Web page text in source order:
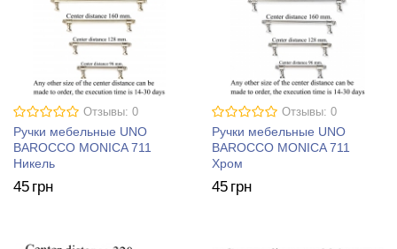
Отзывы: 0
Ручки мебельные UNO
BAROCCO MONICA 711
Никель
45 грн
Отзывы: 0
Ручки мебельные UNO
BAROCCO MONICA 711
Хром
45 грн